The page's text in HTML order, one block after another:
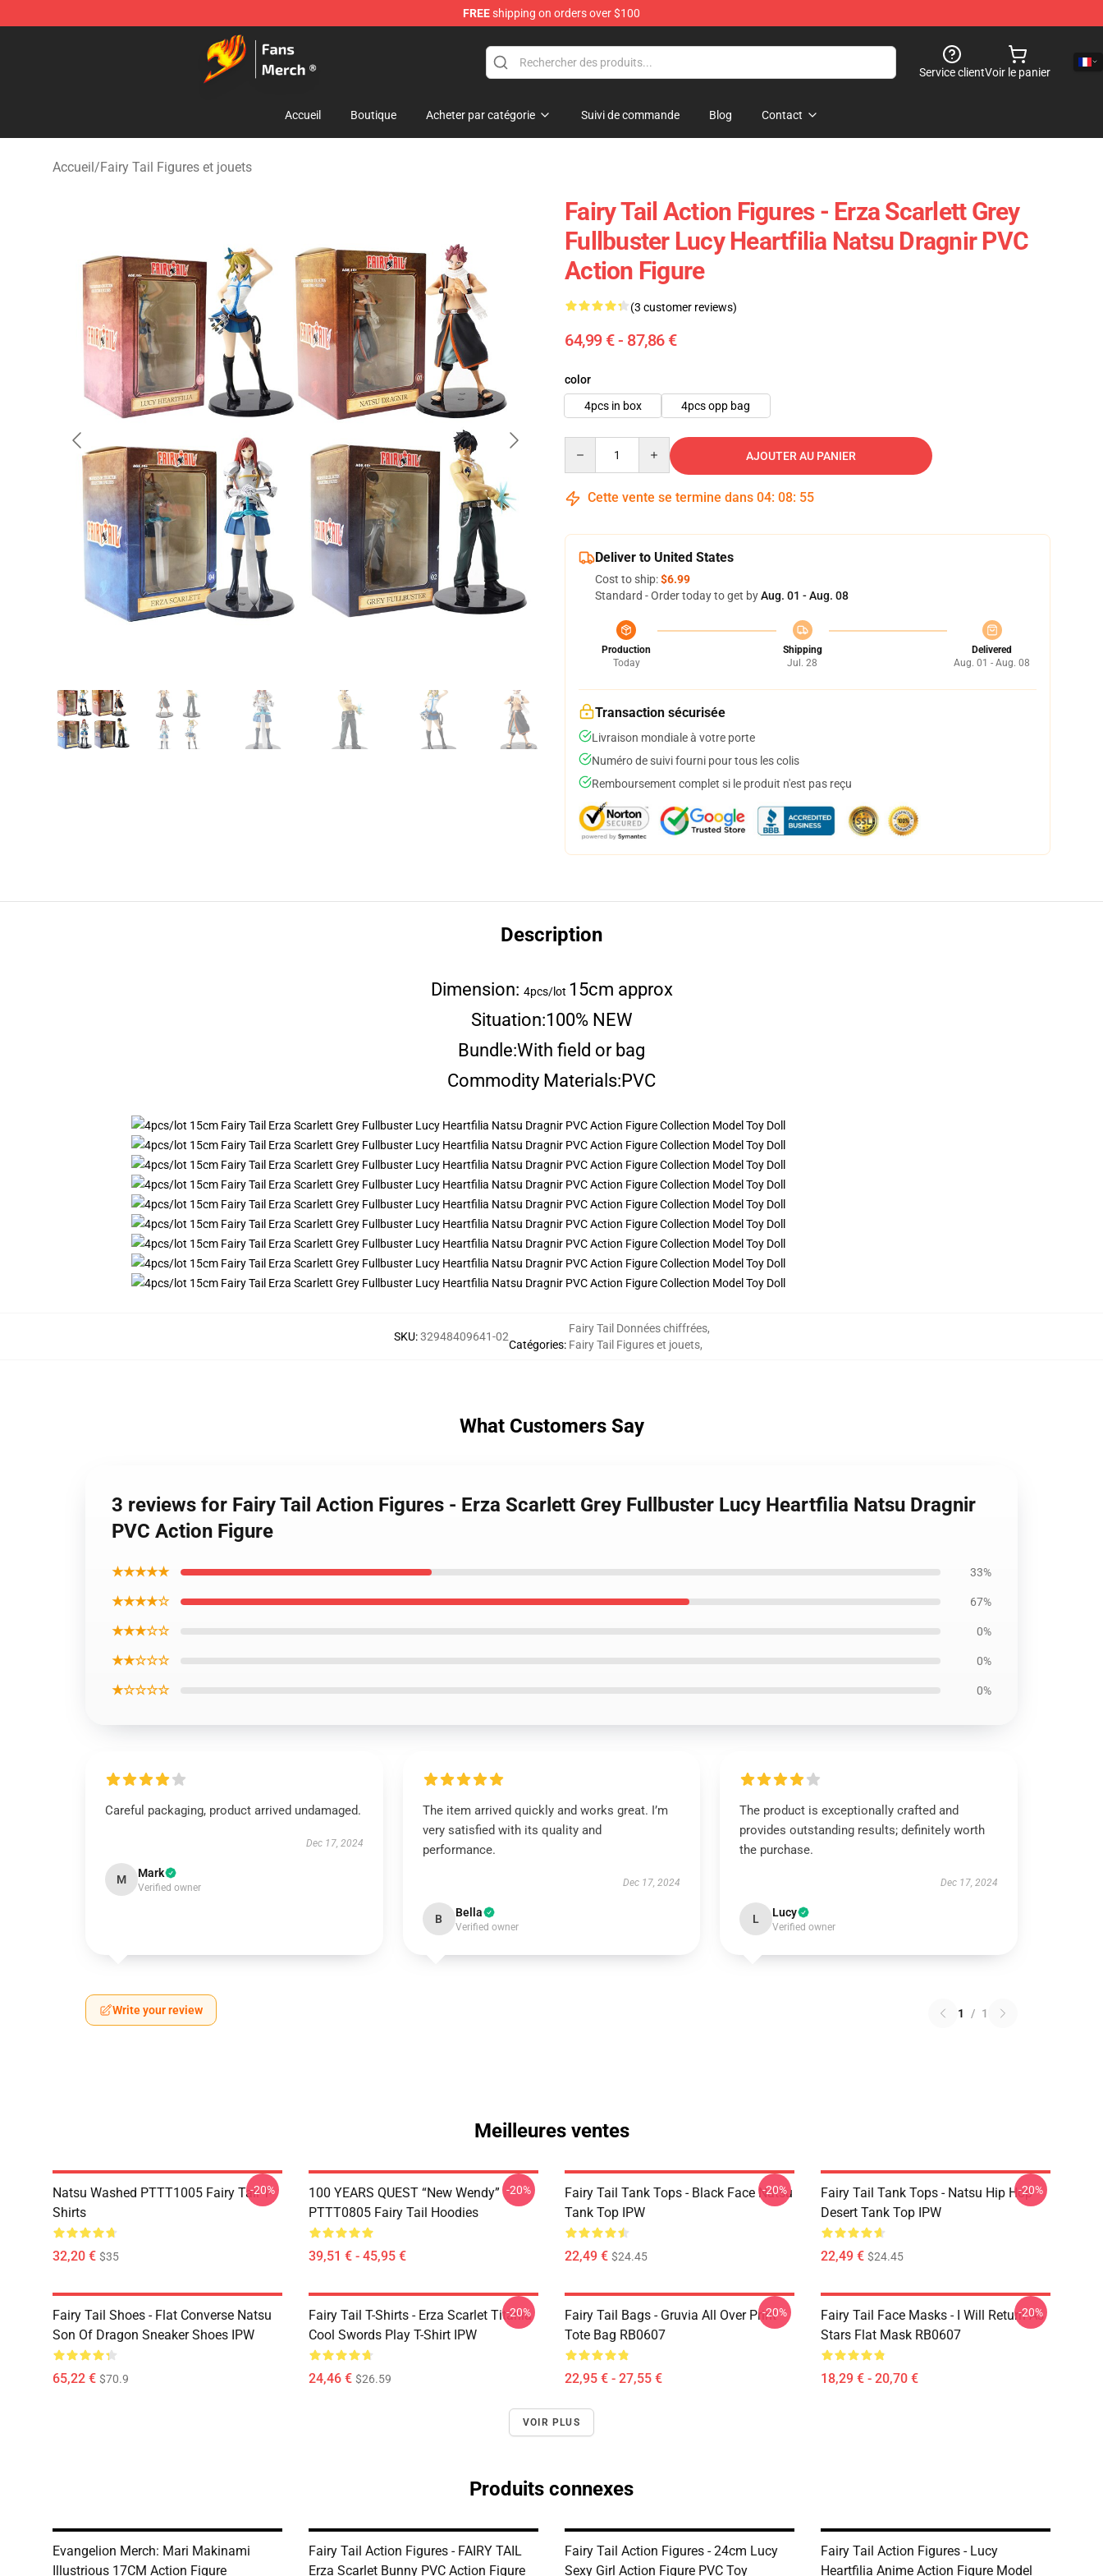
FREEshipping on orders over $100
Fairy Tail Store - Official Fairy Tail Merchandise Shop
Service clientVoir le panier
Accueil Boutique Acheter par catégorie Suivi de commande Blog Contact
Accueil/Fairy Tail Figures et jouets
Fairy Tail Action Figures - Erza Scarlett Grey
Fullbuster Lucy Heartfilia Natsu Dragnir PVC
Action Figure
(3 customer reviews)
64,99 € - 87,86 €
color
4pcs in box
4pcs opp bag
AJOUTER AU PANIER
Cette vente se termine dans 04: 08: 54
Deliver to United States
Cost to ship:$6.99
Standard - Order today to get byAug. 01 - Aug. 08
Production
Today
Shipping
Jul. 28
Delivered
Aug. 01 - Aug. 08
Transaction sécurisée
Livraison mondiale à votre porte
Numéro de suivi fourni pour tous les colis
Remboursement complet si le produit n'est pas reçu
Description
Dimension: 4pcs/lot 15cm approx
Situation:100% NEW
Bundle:With field or bag
Commodity Materials:PVC
SKU:32948409641-02
Catégories:
Fairy Tail Données chiffrées,
Fairy Tail Figures et jouets,
What Customers Say
3 reviews for Fairy Tail Action Figures - Erza Scarlett Grey Fullbuster Lucy Heartfilia Natsu Dragnir
PVC Action Figure
★★★★★ 33%
★★★★☆ 67%
★★★☆☆ 0%
★★☆☆☆ 0%
★☆☆☆☆ 0%
Careful packaging, product arrived undamaged.
Dec 17, 2024
M Mark
Verified owner
The item arrived quickly and works great. I’m
very satisfied with its quality and
performance.
Dec 17, 2024
B Bella
Verified owner
The product is exceptionally crafted and
provides outstanding results; definitely worth
the purchase.
Dec 17, 2024
L Lucy
Verified owner
Write your review 1 / 1
Meilleures ventes
Natsu Washed PTTT1005 Fairy Tail T-
Shirts
32,20 € $35
-20%
100 YEARS QUEST “New Wendy”
PTTT0805 Fairy Tail Hoodies
39,51 € - 45,95 €
-20%
Fairy Tail Tank Tops - Black Face Natsu
Tank Top IPW
22,49 € $24.45
-20%
Fairy Tail Tank Tops - Natsu Hip Hop
Desert Tank Top IPW
22,49 € $24.45
-20%
Fairy Tail Shoes - Flat Converse Natsu
Son Of Dragon Sneaker Shoes IPW
65,22 € $70.9
Fairy Tail T-Shirts - Erza Scarlet Titania
Cool Swords Play T-Shirt IPW
24,46 € $26.59
-20%
Fairy Tail Bags - Gruvia All Over Print
Tote Bag RB0607
22,95 € - 27,55 €
-20%
Fairy Tail Face Masks - I Will Return As
Stars Flat Mask RB0607
18,29 € - 20,70 €
-20%
VOIR PLUS
Produits connexes
Evangelion Merch: Mari Makinami
Illustrious 17CM Action Figure
Fairy Tail Action Figures - FAIRY TAIL
Erza Scarlet Bunny PVC Action Figure
Fairy Tail Action Figures - 24cm Lucy
Sexy Girl Action Figure PVC Toy
Fairy Tail Action Figures - Lucy
Heartfilia Anime Action Figure Model